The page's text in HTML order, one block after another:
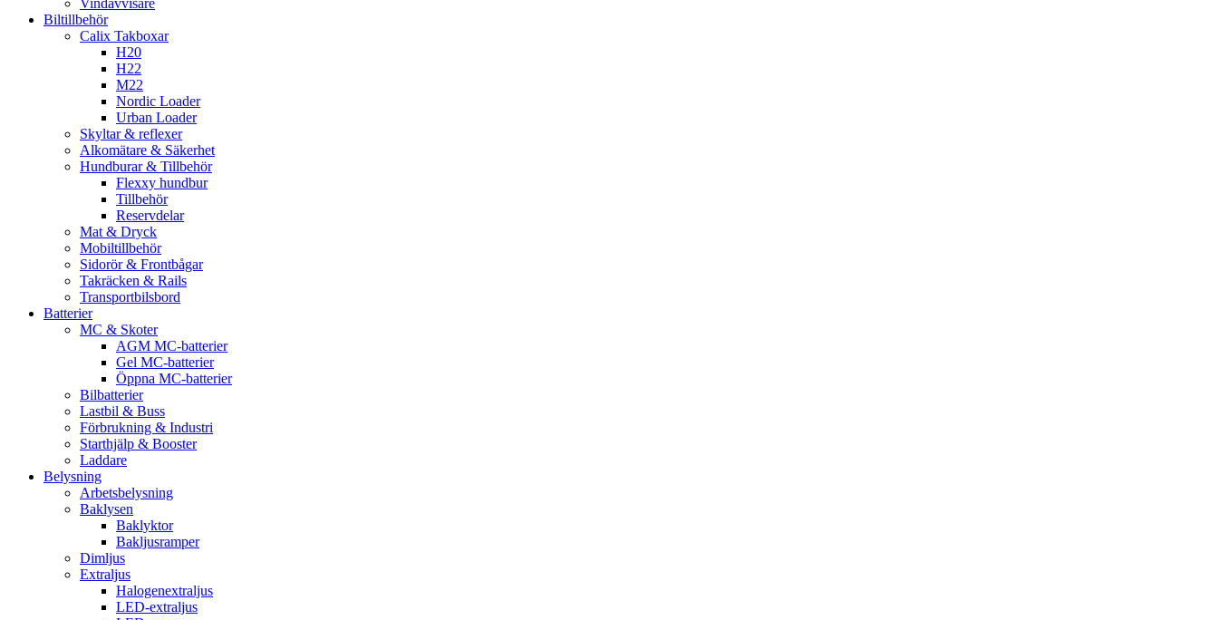
Biltillbehör
Calix Takboxar
H20
H22
M22
Nordic Loader
Urban Loader
Skyltar & reflexer
Alkomätare & Säkerhet
Hundburar & Tillbehör
Flexxy hundbur
Tillbehör
Reservdelar
Mat & Dryck
Mobiltillbehör
Sidorör & Frontbågar
Takräcken & Rails
Transportbilsbord
Batterier
MC & Skoter
AGM MC-batterier
Gel MC-batterier
Öppna MC-batterier
Bilbatterier
Lastbil & Buss
Förbrukning & Industri
Starthjälp & Booster
Laddare
Belysning
Arbetsbelysning
Baklysen
Baklyktor
Bakljusramper
Dimljus
Extraljus
Halogenextraljus
LED-extraljus